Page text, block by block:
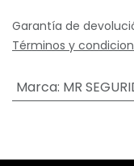
Garantía de
Términos y
Marca: MR